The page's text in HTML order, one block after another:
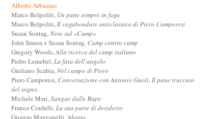
Alberto Arbasino
Marco Belpoliti, Un pane sempre in fuga
Marco Belpoliti,Il vagabondare anticlassico di Piero Camporesi
Susan Sontag,Note sul «Camp»
John Simon e Susan Sontag, Camp contro camp
Gregory Woods,Alla ricerca del camp italiano
Pedro Lemebel,La fata dell'angolo
Giuliano Scabia,Nel campo di Piero
Piero Camporesi, Conversazione con Antonio Gnoli. Il pane truccato
del sogno.
Michele Mari,Sangue dalle Rape
Franco Cordelli,La sua parte di desiderio
Giorgio Manganelli,Aborto